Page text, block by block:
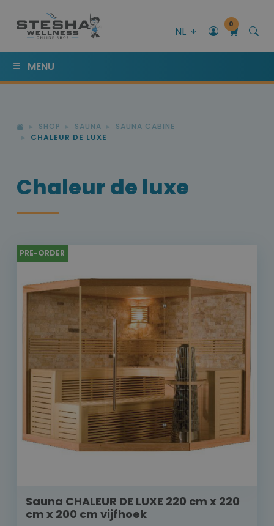
NL
0
MENU
SHOP SAUNA
SAUNA CABINE
CHALEUR DE LUXE
Chaleur de luxe
PRE-ORDER
Sauna CHALEUR DE LUXE 220 cm x 220
cm x 200 cm vijfhoek